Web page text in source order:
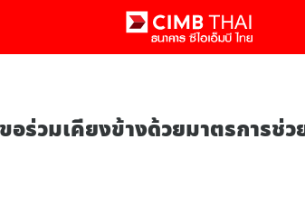
อร่วมเคียงข้างด้วยมาตรการ